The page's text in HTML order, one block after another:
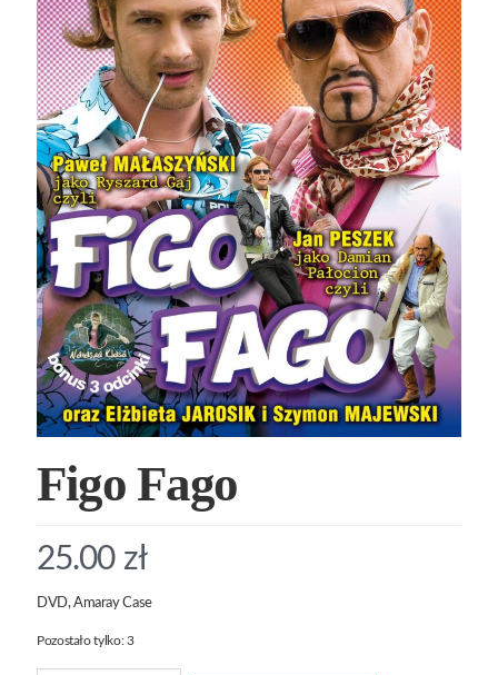
Figo Fago
25.00 zł
DVD, Amaray Case
Pozostało tylko: 3